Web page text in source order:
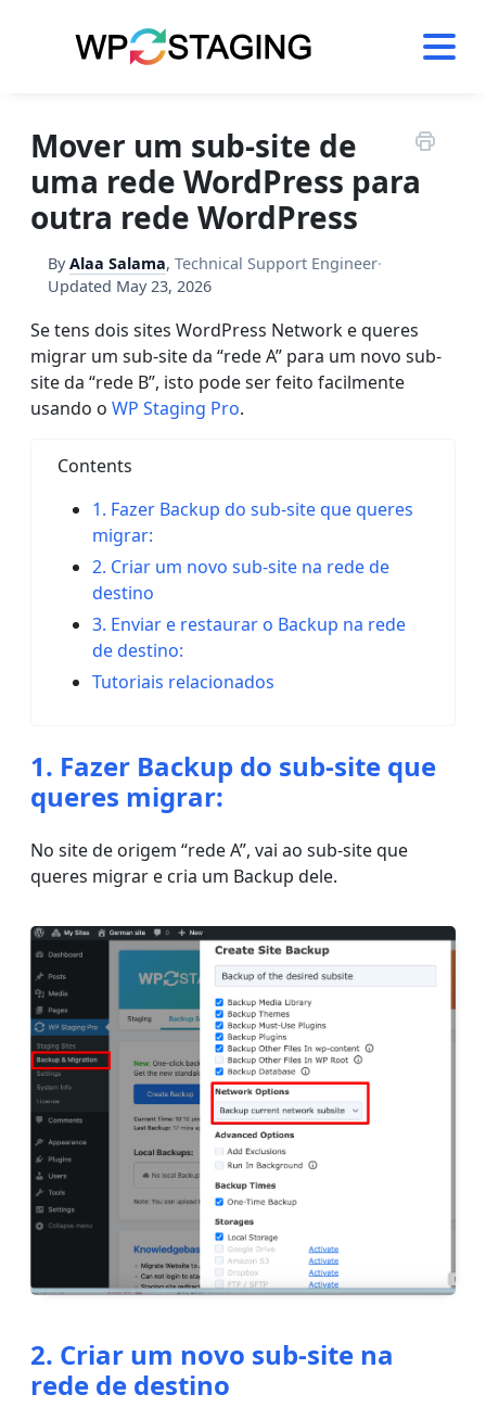
Mover um sub-site de
uma rede WordPress para
outra rede WordPress
ByAlaa Salama, Technical Support Engineer·
Updated May 23, 2026
Se tens dois sites WordPress Network e queres
migrar um sub-site da “rede A” para um novo sub-
site da “rede B”, isto pode ser feito facilmente
usando o WP Staging Pro.
Contents
1. Fazer Backup do sub-site que queres
migrar:
2. Criar um novo sub-site na rede de
destino
3. Enviar e restaurar o Backup na rede
de destino:
Tutoriais relacionados
1. Fazer Backup do sub-site que
queres migrar:
No site de origem “rede A”, vai ao sub-site que
queres migrar e cria um Backup dele.
2. Criar um novo sub-site na
rede de destino